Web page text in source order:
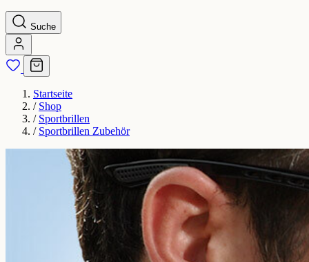
Suche
Startseite
/ Shop
/ Sportbrillen
/ Sportbrillen Zubehör